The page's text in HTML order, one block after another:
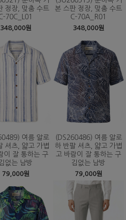
정장, 맞춤 수트
70C_L01
348,000원
본 스판 정장, 맞춤 수트
C-70A_R01
348,000원
여름 알로
셔츠, 얇고 가볍
이 잘 통하는 구
없는 남방
79,000원
(DS260486) 여름 알로
하 반팔 셔츠, 얇고 가볍
고 바람이 잘 통하는 구
김없는 남방
79,000원